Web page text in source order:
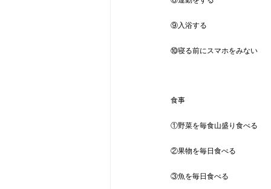
⑨入浴する
⑩寝る前にスマホをみない
食事
①野菜を毎食山盛り食べる
②果物を毎日食べる
③魚を毎日食べる